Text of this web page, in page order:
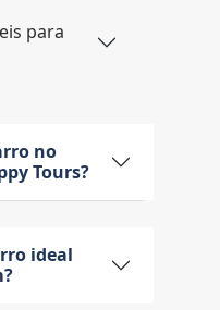
para
no
Tours?
ideal